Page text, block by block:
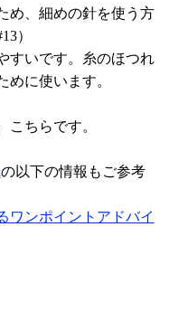
め、細めの針を使う方
）
すいです。糸のほつれ
めに使います。
こちらです。
の以下の情報もご参考
ワンポイントアドバイ